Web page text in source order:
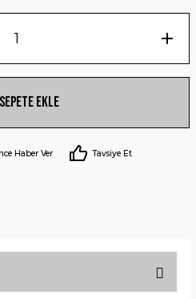
Sepete Ekle
Haber Ver Tavsiye Et